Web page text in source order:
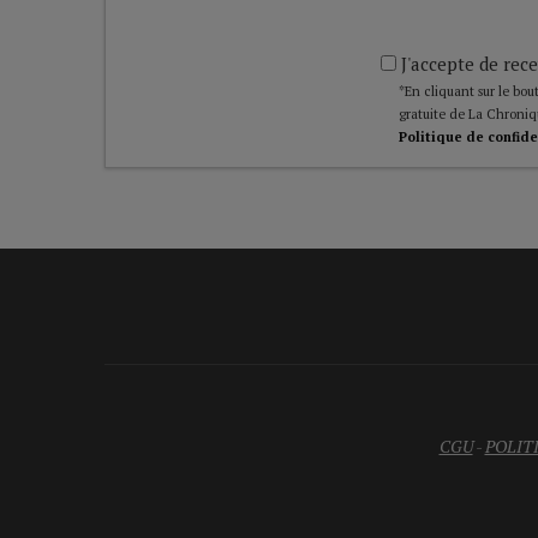
J'accepte de
*En cliquant sur le
gratuite de La
Politique de
CGU-